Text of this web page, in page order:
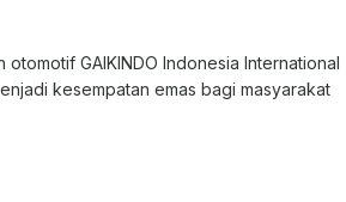
GAIKINDO Indonesia International
kesempatan emas bagi masyarakat